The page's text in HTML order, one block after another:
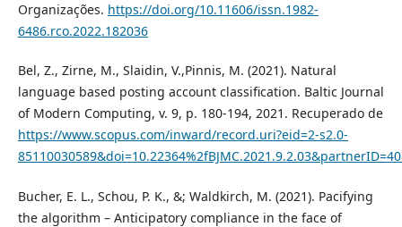
Organizações. https://doi.org/10.11606/issn.1982-
6486.rco.2022.182036
Bel, Z., Zirne, M., Slaidin, V.,Pinnis, M. (2021). Natural
language based posting account classification. Baltic Journal
of Modern Computing, v. 9, p. 180-194, 2021. Recuperado de
https://www.scopus.com/inward/record.uri?eid=2-s2.0-
Bucher, E. L., Schou, P. K., &; Waldkirch, M. (2021). Pacifying
the algorithm – Anticipatory compliance in the face of